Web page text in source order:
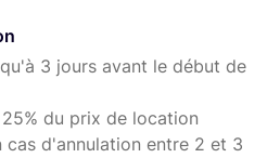
3 jours avant le début de
du prix de location
cas d'annulation entre 2 et 3